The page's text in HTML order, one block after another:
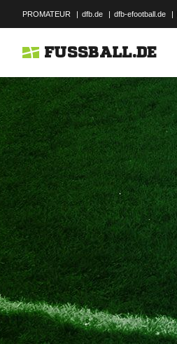
PROMATEUR | dfb.de | dfb-efootball.de |
FUSSBALL.DE